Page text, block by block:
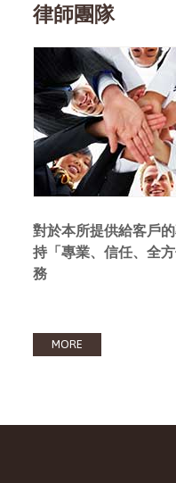
律師團隊
對於本所提供給客戶
持「專業、信任、全
務
MORE